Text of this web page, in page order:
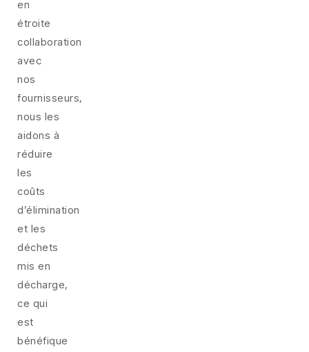
en
étroite
collaboration
avec
nos
fournisseurs,
nous les
aidons à
réduire
les
coûts
d’élimination
et les
déchets
mis en
décharge,
ce qui
est
bénéfique